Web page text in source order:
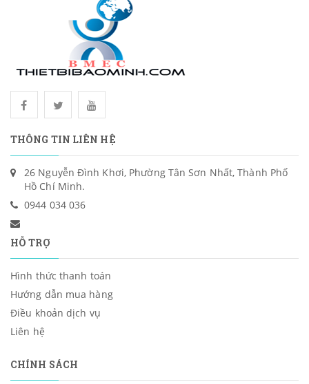
THÔNG TIN LIÊN HỆ
26 Nguyễn Đình Khơi, Phường Tân Sơn Nhất, Thành Phố
Hồ Chí Minh.
0944 034 036
HỖ TRỢ
Hình thức thanh toán
Hướng dẫn mua hàng
Điều khoản dịch vụ
Liên hệ
CHÍNH SÁCH